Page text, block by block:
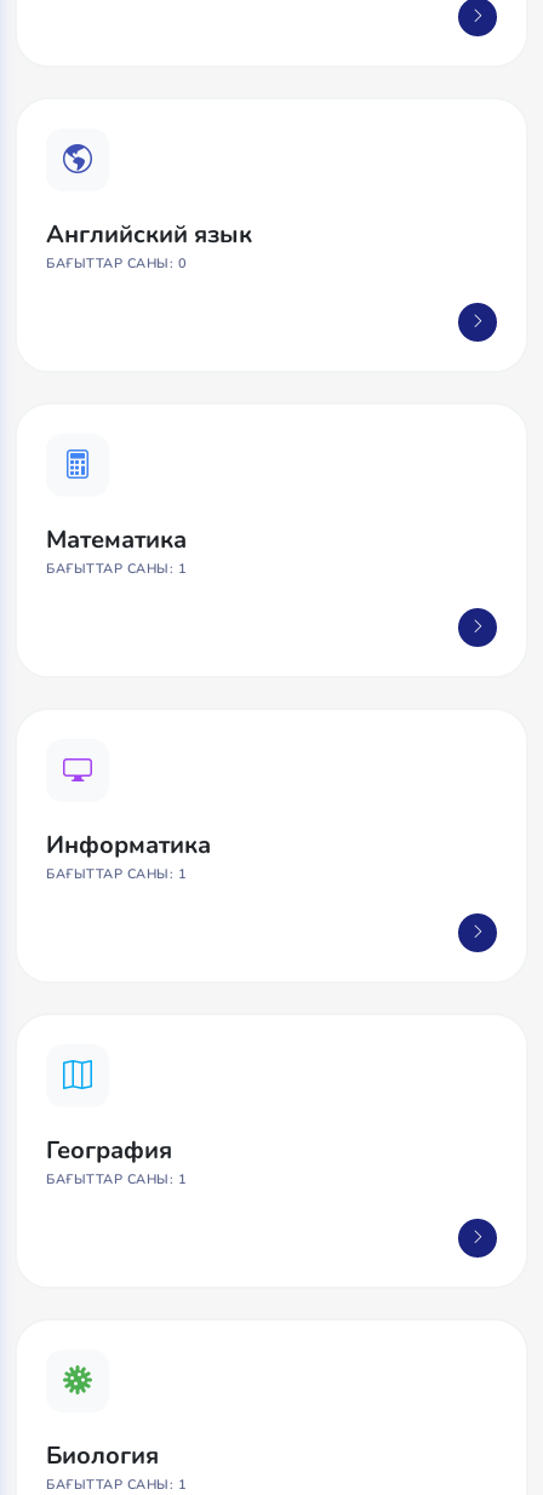
Английский язык
БАҒЫТТАР САНЫ: 0
Математика
БАҒЫТТАР САНЫ: 1
Информатика
БАҒЫТТАР САНЫ: 1
География
БАҒЫТТАР САНЫ: 1
Биология
БАҒЫТТАР САНЫ: 1